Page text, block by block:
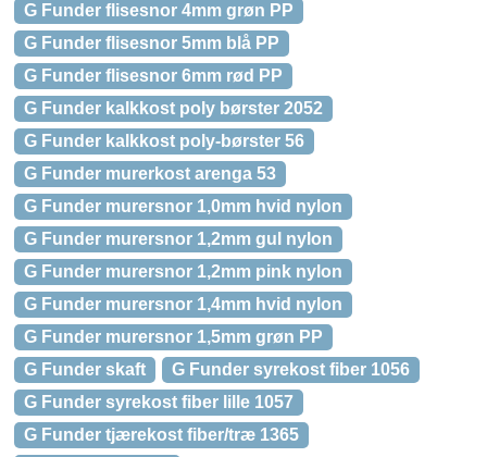
G Funder flisesnor 4mm grøn PP
G Funder flisesnor 5mm blå PP
G Funder flisesnor 6mm rød PP
G Funder kalkkost poly børster 2052
G Funder kalkkost poly-børster 56
G Funder murerkost arenga 53
G Funder murersnor 1,0mm hvid nylon
G Funder murersnor 1,2mm gul nylon
G Funder murersnor 1,2mm pink nylon
G Funder murersnor 1,4mm hvid nylon
G Funder murersnor 1,5mm grøn PP
G Funder skaft
G Funder syrekost fiber 1056
G Funder syrekost fiber lille 1057
G Funder tjærekost fiber/træ 1365